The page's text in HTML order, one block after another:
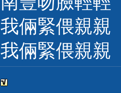
我倆緊偎親
我倆緊偎親